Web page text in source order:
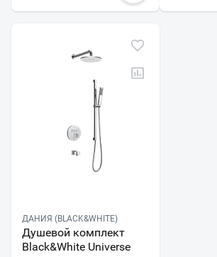
ДАНИЯ (BLACK&WHITE)
Душевой комплект
Black&White Universe